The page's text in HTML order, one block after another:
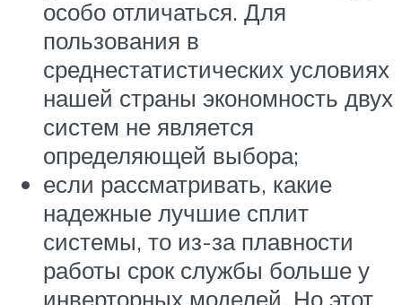
особо отличаться. Для
пользования в
среднестатистических условиях
нашей страны экономность двух
систем не является
определяющей выбора;
если рассматривать, какие
надежные лучшие сплит
системы, то из-за плавности
работы срок службы больше у
инверторных моделей. Но этот